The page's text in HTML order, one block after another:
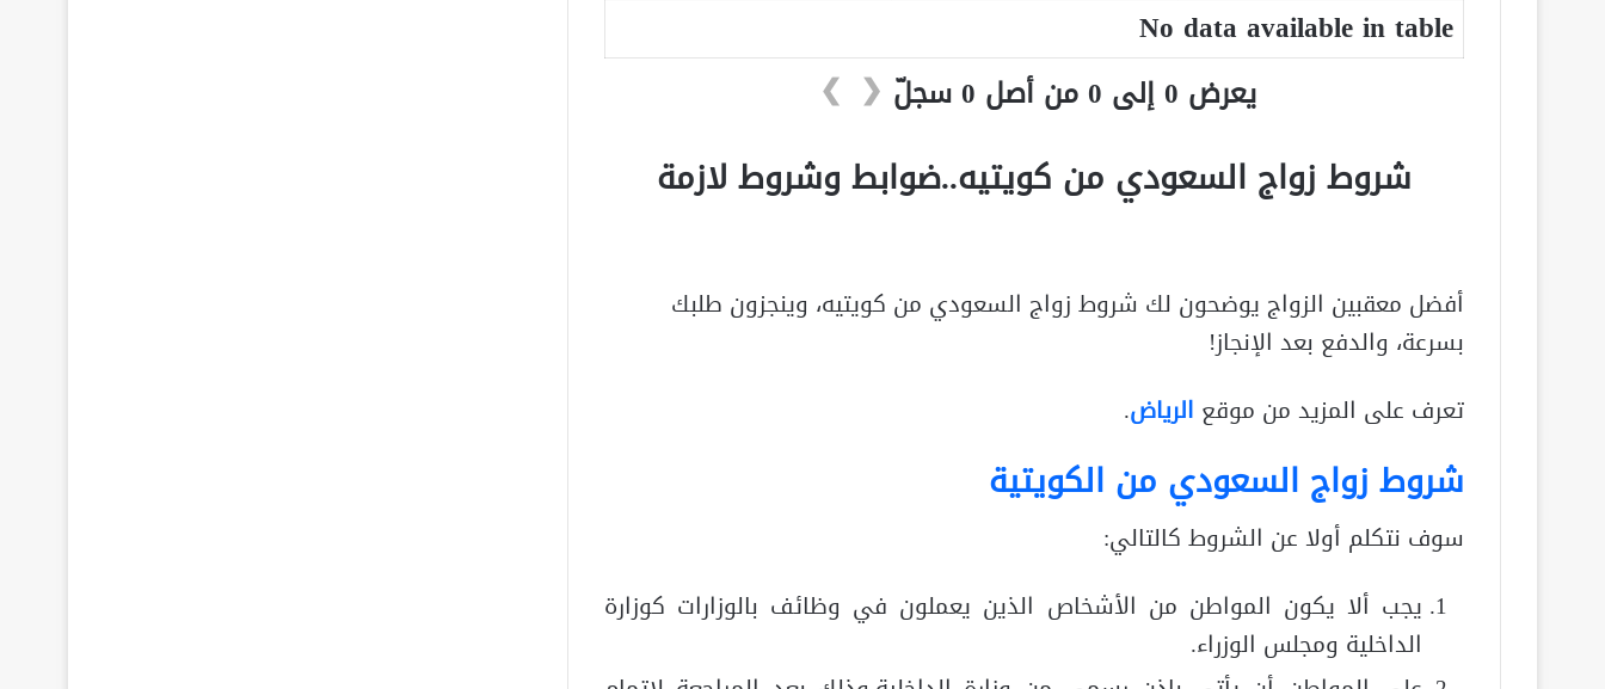
No data available in table
يعرض 0 إلى 0 من أصل 0 سجلّ
❮
❯
شروط زواج السعودي من كويتيه..ضوابط وشروط لازمة
أفضل معقبين الزواج يوضحون لك شروط زواج السعودي من كويتيه، وينجزون طلبك
بسرعة، والدفع بعد الإنجاز!
تعرف على المزيد من موقع الرياض.
شروط زواج السعودي من الكويتية
سوف نتكلم أولا عن الشروط كالتالي:
يجب ألا يكون المواطن من الأشخاص الذين يعملون في وظائف بالوزارات كوزارة
الداخلية ومجلس الوزراء.